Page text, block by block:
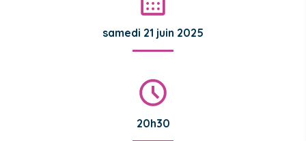
samedi 21 juin 2025
20h30